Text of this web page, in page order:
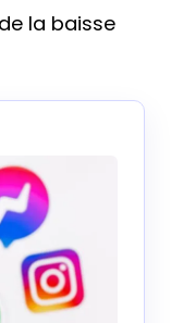
la baisse